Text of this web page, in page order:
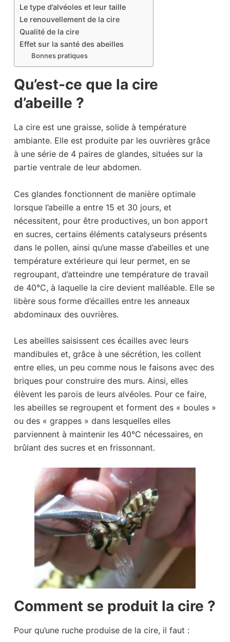
Le type d’alvéoles et leur taille
Le renouvellement de la cire
Qualité de la cire
Effet sur la santé des abeilles
Bonnes pratiques
Qu’est-ce que la cire
d’abeille ?
La cire est une graisse, solide à température
ambiante. Elle est produite par les ouvrières grâce
à une série de 4 paires de glandes, situées sur la
partie ventrale de leur abdomen.
Ces glandes fonctionnent de manière optimale
lorsque l’abeille a entre 15 et 30 jours, et
nécessitent, pour être productives, un bon apport
en sucres, certains éléments catalyseurs présents
dans le pollen, ainsi qu’une masse d’abeilles et une
température extérieure qui leur permet, en se
regroupant, d’atteindre une température de travail
de 40°C, à laquelle la cire devient malléable. Elle se
libère sous forme d’écailles entre les anneaux
abdominaux des ouvrières.
Les abeilles saisissent ces écailles avec leurs
mandibules et, grâce à une sécrétion, les collent
entre elles, un peu comme nous le faisons avec des
briques pour construire des murs. Ainsi, elles
élèvent les parois de leurs alvéoles. Pour ce faire,
les abeilles se regroupent et forment des « boules »
ou des « grappes » dans lesquelles elles
parviennent à maintenir les 40°C nécessaires, en
brûlant des sucres et en frissonnant.
Comment se produit la cire ?
Pour qu’une ruche produise de la cire, il faut :